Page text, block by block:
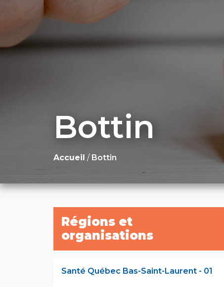
Bottin
Accueil / Bottin
Régions et
organisations
Santé Québec Bas-Saint-Laurent - 01